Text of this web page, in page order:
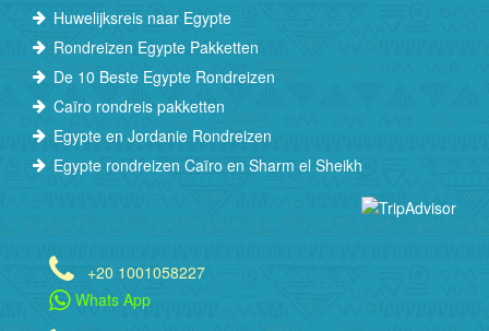
Huwelijksreis naar Egypte
Rondreizen Egypte Pakketten
De 10 Beste Egypte Rondreizen
Caïro rondreis pakketten
Egypte en Jordanie Rondreizen
Egypte rondreizen Caïro en Sharm el Sheikh
+20 1001058227
Whats App